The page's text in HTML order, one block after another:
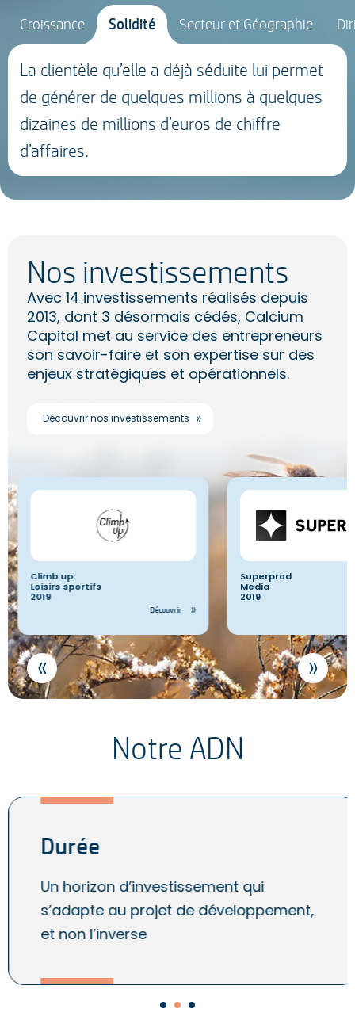
Croissance Solidité Secteur et Géographie
La clientèle qu’elle a déjà séduite lui permet
de générer de quelques millions à quelques
dizaines de millions d’euros de chiffre
d’affaires.
Nos investissements
Avec 14 investissements réalisés depuis
2013, dont 3 désormais cédés, Calcium
Capital met au service des entrepreneurs
son savoir-faire et son expertise sur des
enjeux stratégiques et opérationnels.
Découvrir nos investissements
Superprod
Media
2019
films, séries)
Découvrir
Sightness
Data transport
2019
qualité de service,
Notre ADN
Durée
Un horizon d’investissement qui
s’adapte au projet de développement,
et non l’inverse